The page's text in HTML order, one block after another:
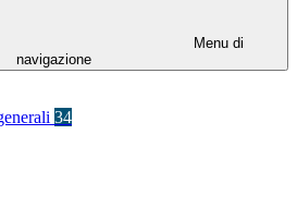
Menu di
navigazione
34